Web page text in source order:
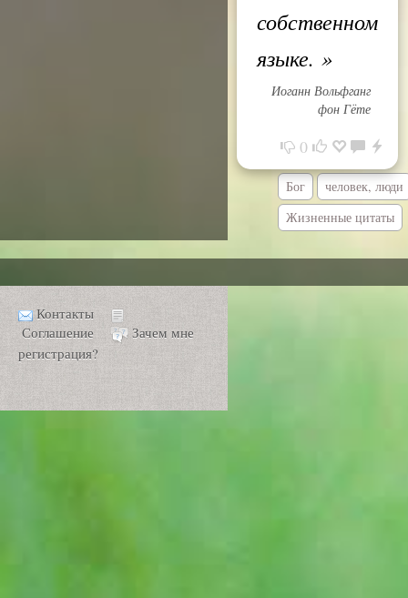
собственном
языке. »
Иоганн Вольфганг
фон Гёте
0
Бог
человек, люди
Жизненные цитаты
Контакты
Соглашение
Зачем мне
регистрация?